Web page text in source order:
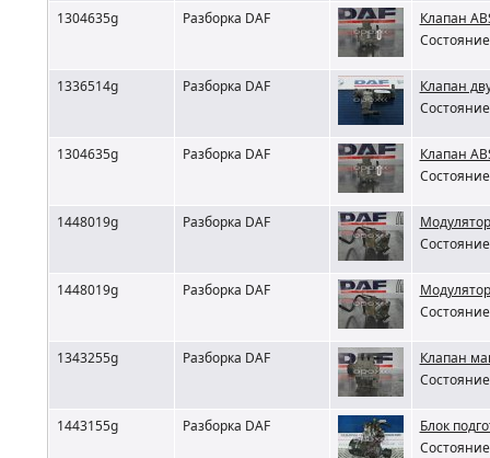
1304635g Разборка DAF
Клапан
1336514g Разборка DAF
Клапан
1304635g Разборка DAF
Клапан
1448019g Разборка DAF
1448019g Разборка DAF
1343255g Разборка DAF
Клапан
1443155g Разборка DAF
Блок